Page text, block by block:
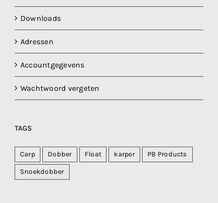
Downloads
Adressen
Accountgegevens
Wachtwoord vergeten
TAGS
Carp Dobber Float karper PB Products
Snoekdobber